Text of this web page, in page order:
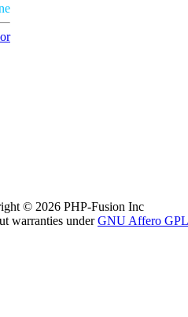
© 2026 PHP-Fusion Inc
warranties underGNU Affero GPL